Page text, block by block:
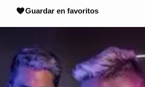
Guardar en favoritos